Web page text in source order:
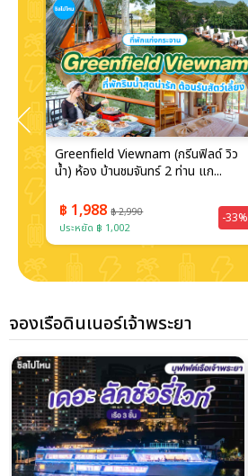
Greenfield Viewnam (กรีนฟิลด์ วิว
น้ำ) ห้อง บ้านชมจันทร์ 2 ท่าน แก...
฿ 1,988฿ 2,990
ประหยัด ฿ 1,002
-33%
จองเรือดินเนอร์เจ้าพระยา